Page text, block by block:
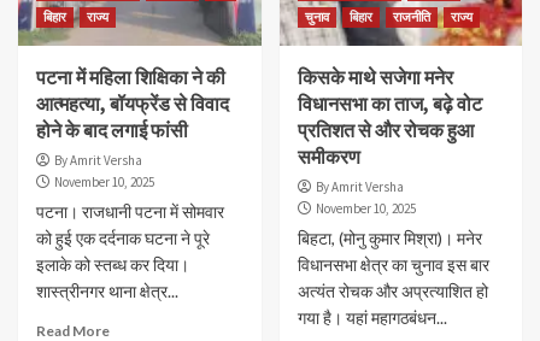
बिहार
राज्य
पटना में महिला शिक्षिका ने की
आत्महत्या, बॉयफ्रेंड से विवाद
होने के बाद लगाई फांसी
By Amrit Versha
November 10, 2025
पटना। राजधानी पटना में सोमवार
को हुई एक दर्दनाक घटना ने पूरे
इलाके को स्तब्ध कर दिया।
शास्त्रीनगर थाना क्षेत्र...
Read More
चुनाव
बिहार राजनीति राज्य
किसके माथे सजेगा मनेर
विधानसभा का ताज, बढ़े वोट
प्रतिशत से और रोचक हुआ
समीकरण
By Amrit Versha
November 10, 2025
बिहटा, (मोनु कुमार मिश्रा)। मनेर
विधानसभा क्षेत्र का चुनाव इस बार
अत्यंत रोचक और अप्रत्याशित हो
गया है। यहां महागठबंधन...